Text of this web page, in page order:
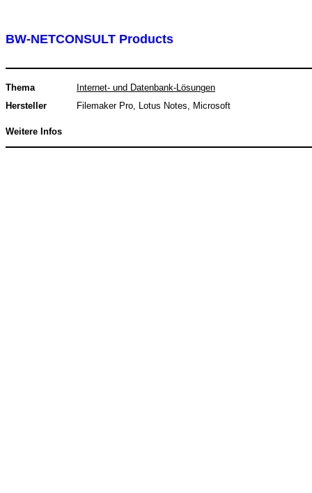
BW-NETCONSULT Products
Thema
Internet- und Datenbank-Lösungen
Hersteller
Filemaker Pro, Lotus Notes, Microsoft
Weitere Infos